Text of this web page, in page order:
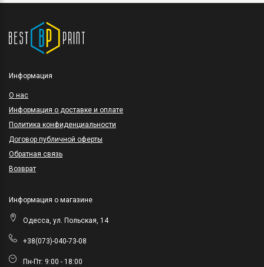
Информация
O нас
Информация о доставке и оплате
Политика конфиденциальности
Договор публичной оферты
Обратная связь
Возврат
Информация о магазине
Одесса, ул. Польская, 14
+38(073)-040-73-08
Пн-Пт: 9:00 - 18:00